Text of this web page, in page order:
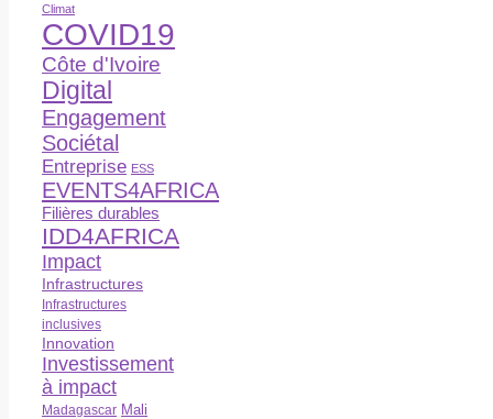
Climat
COVID19
Côte d'Ivoire
Digital
Engagement
Sociétal
Entreprise ESS
EVENTS4AFRICA
Filières durables
IDD4AFRICA
Impact
Infrastructures
Infrastructures
inclusives
Innovation
Investissement
à impact
Madagascar Mali